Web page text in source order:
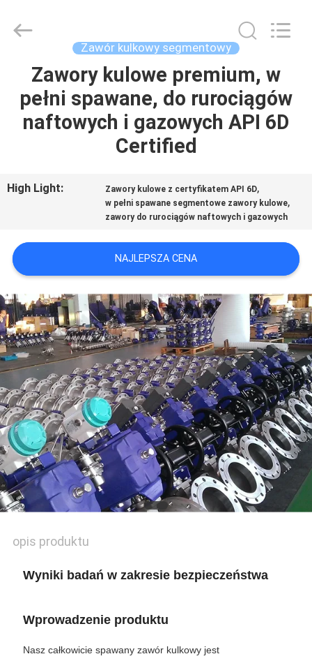
DOMU
O
WYCIECZKA
PO
FABRYCE
KONTROLA
JAKOŚCI
SKONTAKTUJ
SIĘ
Z
NAMI
NOWOŚCI
POPROŚ
WYCENĘ
group.
Zawór kulkowy segmentowy
Zawory kulowe premium, w
pełni spawane, do rurociągów
naftowych i gazowych API 6D
Certified
High Light: Zawory kulowe z certyfikatem API 6D,
w pełni spawane segmentowe zawory kulowe,
zawory do rurociągów naftowych i gazowych
NAJLEPSZA CENA
opis produktu
Wyniki badań w zakresie bezpieczeństwa
Wprowadzenie produktu
Nasz całkowicie spawany zawór kulkowy jest